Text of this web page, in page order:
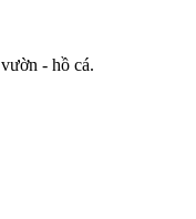
- hồ cá.